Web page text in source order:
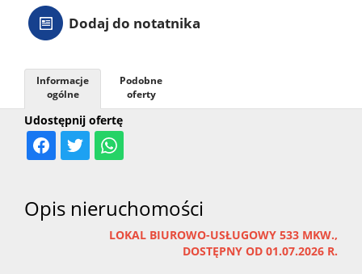
Dodaj do notatnika
Udostępnij ofertę
Informacje
ogólne
Podobne
oferty
Opis nieruchomości
LOKAL BIUROWO-USŁUGOWY 533 MKW.,
DOSTĘPNY OD 01.07.2026 R.